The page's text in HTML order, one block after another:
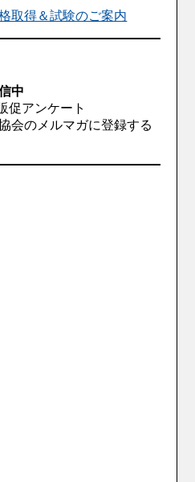
取得＆試験のご案内
中
促アンケート
会のメルマガに登録する